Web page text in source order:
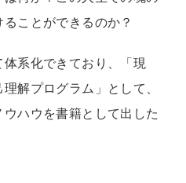
ことができるのか？
系化できており、「現
解プログラム」として、
ハウを書籍として出した